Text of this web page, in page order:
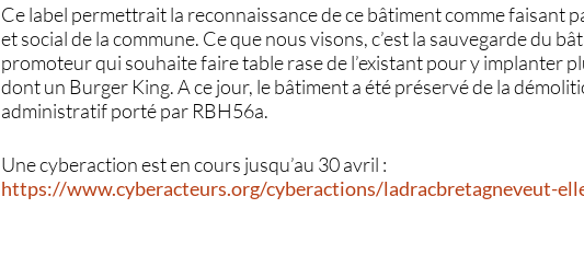
Ce label permettrait la reconnaissance de ce bâtiment comme faisant
et social de la commune. Ce que nous visons, c’est la sauvegarde du
promoteur qui souhaite faire table rase de l’existant pour y implanter
dont un Burger King. A ce jour, le bâtiment a été préservé de la
administratif porté par RBH56a.
Une cyberaction est en cours jusqu’au 30 avril :
https://www.cyberacteurs.org/cyberactions/ladracbretagneveut-